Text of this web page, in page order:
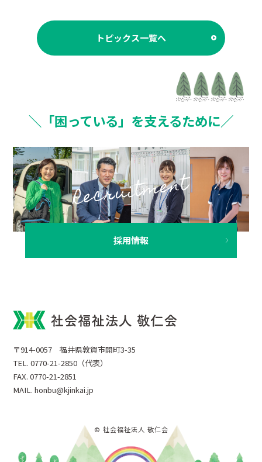
トピックス一覧へ
＼「困っている」を支えるために／
採用情報
〒914-0057 福井県敦賀市開町3-35
TEL. 0770-21-2850（代表）
FAX. 0770-21-2851
MAIL. honbu@kjinkai.jp
© 社会福祉法人 敬仁会